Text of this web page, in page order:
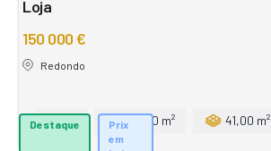
Loja
150 000 €
Redondo
5 82,00 m² 41,00 m²
Destaque
Prix
em